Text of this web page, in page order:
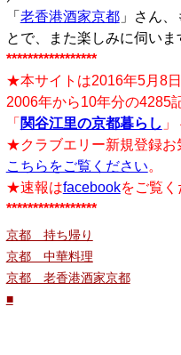
「 老香港酒家京都」さん、
とで、また楽しみに伺いま
*****************
★本サイトは2016年5月8日
2006年から10年分の4285
「 関谷江里の京都暮らし 」
★クラブエリー新規登録お
こちらをご覧ください。
★速報はfacebookをご覧く
*****************
京都 持ち帰り
京都 中華料理
京都 老香港酒家京都
■